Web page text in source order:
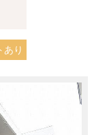
あり